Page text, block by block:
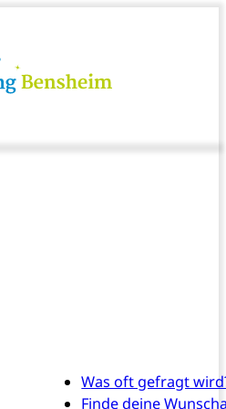
Was oft gefragt
Finde deine